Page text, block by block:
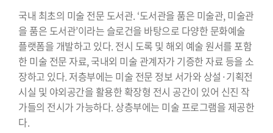
국내 최초의 미술 전문 도서관. ‘도서관을 품은 미술관, 미술관
을 품은 도서관’이라는 슬로건을 바탕으로 다양한 문화예술
플랫폼을 개발하고 있다. 전시 도록 및 해외 예술 원서를 포함
한 미술 전문 자료, 국내외 미술 관계자가 기증한 자료 등을 소
장하고 있다. 저층부에는 미술 전문 정보 서가와 상설·기획전
시실 및 야외공간을 활용한 확장형 전시 공간이 있어 신진 작
가들의 전시가 가능하다. 상층부에는 미술 프로그램을 제공한
다.